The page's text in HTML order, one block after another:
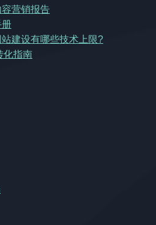
营销报告
册
建设有哪些技术上限?
化指南